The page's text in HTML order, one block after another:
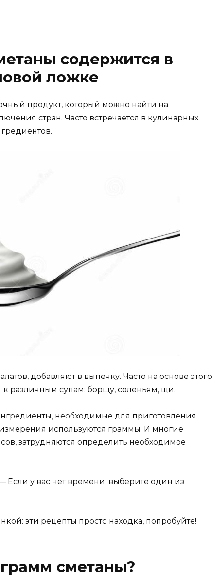
содержится в
ложке
продукт, который можно найти на
стран. Часто встречается в кулинарных
добавляют в выпечку. Часто на основе этого
к различным супам: борщу, соленьям, щи.
необходимые для приготовления
используются граммы. И многие
затрудняются определить необходимое
Если у вас нет времени, выберите один из
эти рецепты просто находка, попробуйте!
сметаны?